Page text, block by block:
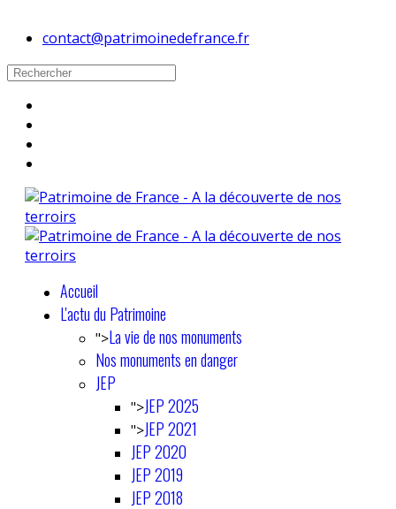
contact@patrimoinedefrance.fr
Accueil
L'actu du Patrimoine
">La vie de nos monuments
Nos monuments en danger
JEP
">JEP 2025
">JEP 2021
JEP 2020
JEP 2019
JEP 2018